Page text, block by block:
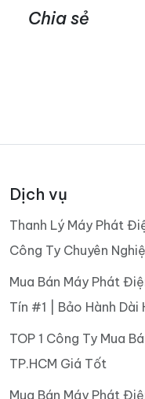
Chia sẻ
Dịch vụ
Thanh Lý Máy Phát
Công Ty Chuyên
Mua Bán Máy Phát
Tín #1 | Bảo Hành Dài
TOP 1 Công Ty Mua
TP.HCM Giá Tốt
Mua Bán Máy Phát